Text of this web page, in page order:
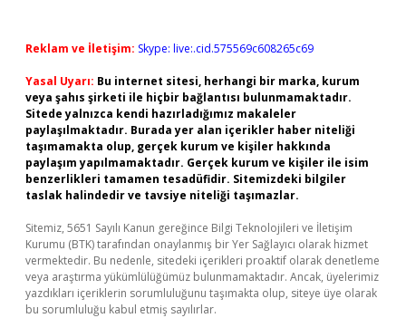
Reklam ve İletişim: Skype: live:.cid.575569c608265c69
Yasal Uyarı: Bu internet sitesi, herhangi bir marka, kurum
veya şahıs şirketi ile hiçbir bağlantısı bulunmamaktadır.
Sitede yalnızca kendi hazırladığımız makaleler
paylaşılmaktadır. Burada yer alan içerikler haber niteliği
taşımamakta olup, gerçek kurum ve kişiler hakkında
paylaşım yapılmamaktadır. Gerçek kurum ve kişiler ile isim
benzerlikleri tamamen tesadüfidir. Sitemizdeki bilgiler
taslak halindedir ve tavsiye niteliği taşımazlar.
Sitemiz, 5651 Sayılı Kanun gereğince Bilgi Teknolojileri ve İletişim
Kurumu (BTK) tarafından onaylanmış bir Yer Sağlayıcı olarak hizmet
vermektedir. Bu nedenle, sitedeki içerikleri proaktif olarak denetleme
veya araştırma yükümlülüğümüz bulunmamaktadır. Ancak, üyelerimiz
yazdıkları içeriklerin sorumluluğunu taşımakta olup, siteye üye olarak
bu sorumluluğu kabul etmiş sayılırlar.